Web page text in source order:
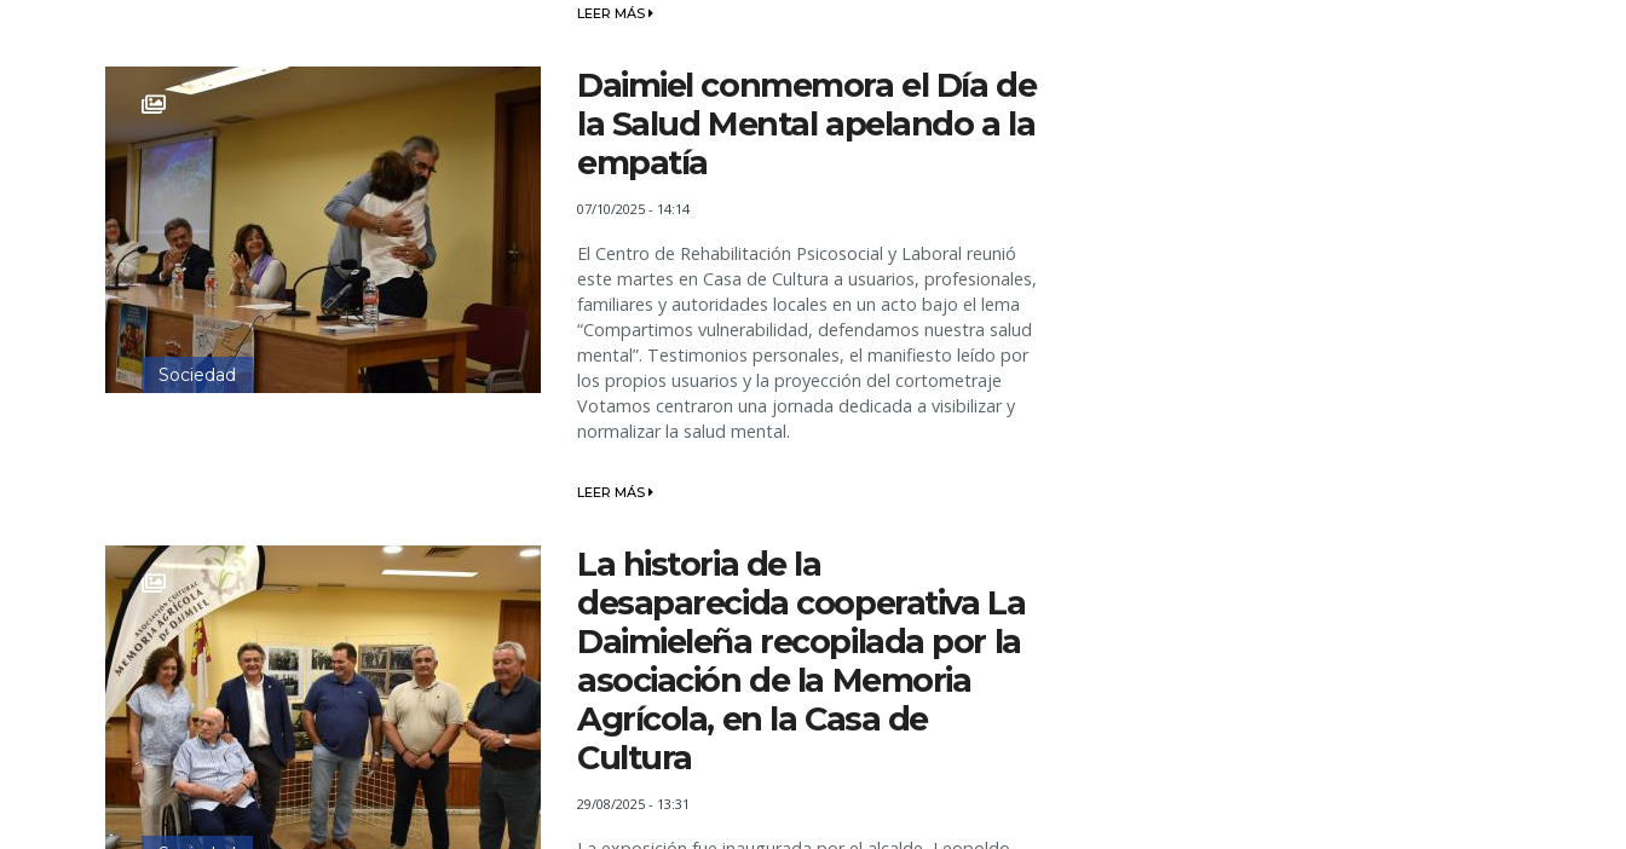
LEER MÁS
Sociedad
Daimiel conmemora el Día de
la Salud Mental apelando a la
empatía
07/10/2025 - 14:14
El Centro de Rehabilitación Psicosocial y Laboral reunió
este martes en Casa de Cultura a usuarios, profesionales,
familiares y autoridades locales en un acto bajo el lema
“Compartimos vulnerabilidad, defendamos nuestra salud
mental”. Testimonios personales, el manifiesto leído por
los propios usuarios y la proyección del cortometraje
Votamos centraron una jornada dedicada a visibilizar y
normalizar la salud mental.
LEER MÁS
La historia de la
desaparecida cooperativa La
Daimieleña recopilada por la
asociación de la Memoria
Agrícola, en la Casa de
Cultura
29/08/2025 - 13:31